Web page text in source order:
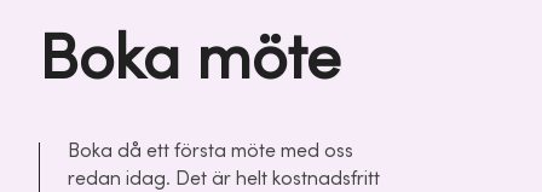
Boka möte
Boka då ett första möte med oss
redan idag. Det är helt kostnadsfritt